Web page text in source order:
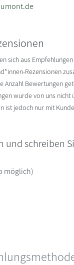
sich aus
Rezensionen
Anzahl Bewertungen
wurde von uns nicht
ist jedoch nur mit
und schreiben
möglich)